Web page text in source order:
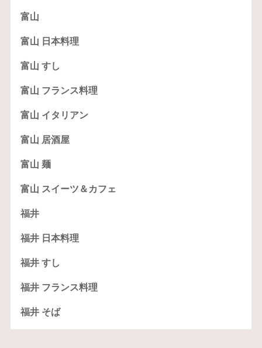
富山
富山 日本料理
富山 すし
富山 フランス料理
富山 イタリアン
富山 居酒屋
富山 麺
富山 スイーツ＆カフェ
福井
福井 日本料理
福井 すし
福井 フランス料理
福井 そば